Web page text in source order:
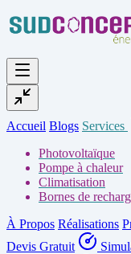
Accueil Blogs Services
Photovoltaïque
Pompe à chaleur
Climatisation
Bornes de
À Propos Réalisations
Devis Gratuit